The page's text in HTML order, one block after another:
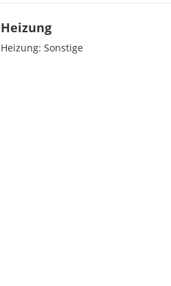
Heizung
Heizung: Sonstige